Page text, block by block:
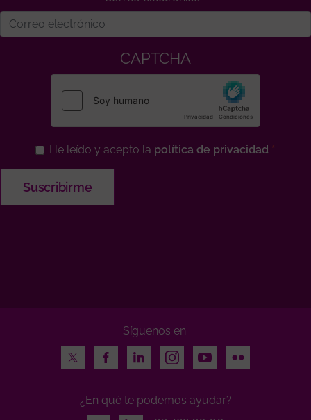
CAPTCHA
He leído y acepto la política de privacidad
Síguenos en:
Twitter
FacebookLinkedInInstagramYoutubeFlickr
¿En qué te podemos ayudar?